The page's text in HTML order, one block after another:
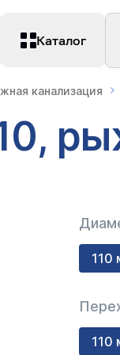
Каталог
канализация
110
110